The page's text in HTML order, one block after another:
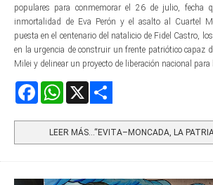
populares para conmemorar el 26 de julio, fecha
inmortalidad de Eva Perón y el asalto al Cuartel
puesta en el centenario del natalicio de Fidel Castro,
en la urgencia de construir un frente patriótico capaz
Milei y delinear un proyecto de liberación nacional para
FacebookWhatsApp
LEER MÁS…“EVITA–MONCADA, LA